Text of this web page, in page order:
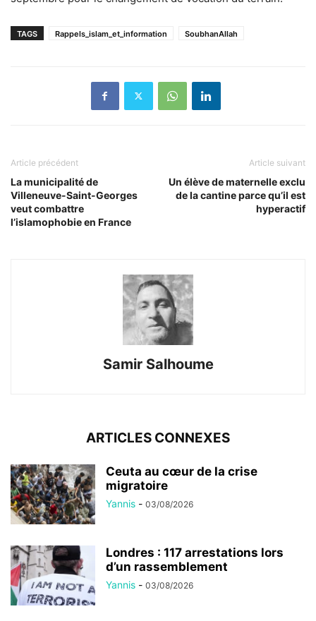
TAGS Rappels_islam_et_information SoubhanAllah
Article précédent
La municipalité de
Villeneuve-Saint-Georges
veut combattre
l’islamophobie en France
Article suivant
Un élève de maternelle exclu
de la cantine parce qu’il est
hyperactif
Samir Salhoume
ARTICLES CONNEXES
Ceuta au cœur de la crise
migratoire
Yannis - 03/08/2026
Londres : 117 arrestations lors
d’un rassemblement
Yannis - 03/08/2026